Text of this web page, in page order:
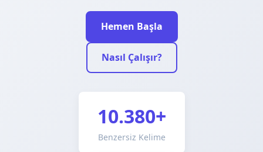
Hemen Başla
Nasıl Çalışır?
10.380+
Benzersiz Kelime